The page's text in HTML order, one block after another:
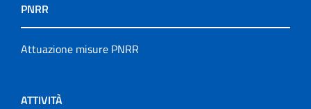
PNRR
Attuazione misure PNRR
ATTIVITÀ